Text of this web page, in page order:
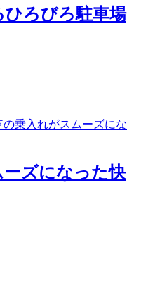
ろびろ駐車場
ズになった快